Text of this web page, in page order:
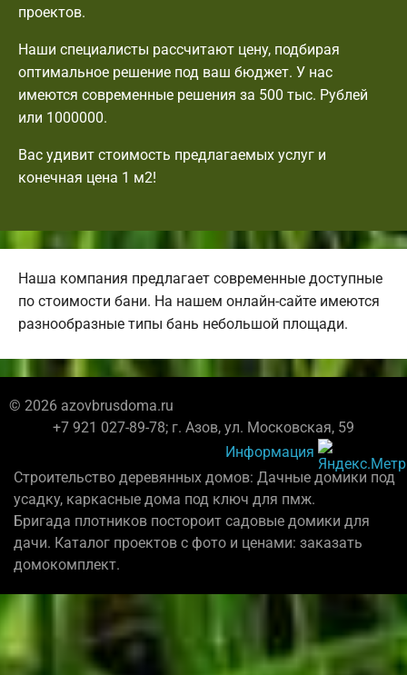
проектов.
Наши специалисты рассчитают цену, подбирая
оптимальное решение под ваш бюджет. У нас
имеются современные решения за 500 тыс. Рублей
или 1000000.
Вас удивит стоимость предлагаемых услуг и
конечная цена 1 м2!
Наша компания предлагает современные доступные
по стоимости бани. На нашем онлайн-сайте имеются
разнообразные типы бань небольшой площади.
© 2026 azovbrusdoma.ru
+7 921 027-89-78; г. Азов, ул. Московская, 59
Информация
Строительство деревянных домов: Дачные домики под
усадку, каркасные дома под ключ для пмж.
Бригада плотников постороит садовые домики для
дачи. Каталог проектов с фото и ценами: заказать
домокомплект.